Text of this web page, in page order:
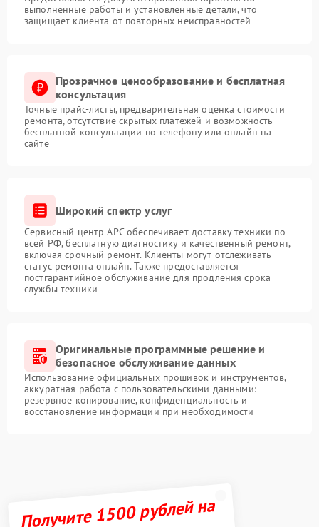
выполненные работы и установленные детали, что
защищает клиента от повторных неисправностей
Прозрачное ценообразование и бесплатная
консультация
Точные прайс-листы, предварительная оценка стоимости
ремонта, отсутствие скрытых платежей и возможность
бесплатной консультации по телефону или онлайн на
сайте
Широкий спектр услуг
Сервисный центр APC обеспечивает доставку техники по
всей РФ, бесплатную диагностику и качественный ремонт,
включая срочный ремонт. Клиенты могут отслеживать
статус ремонта онлайн. Также предоставляется
постгарантийное обслуживание для продления срока
службы техники
Оригинальные программные решение и
безопасное обслуживание данных
Использование официальных прошивок и инструментов,
аккуратная работа с пользовательскими данными:
резервное копирование, конфиденциальность и
восстановление информации при необходимости
Получите 1500 рублей на